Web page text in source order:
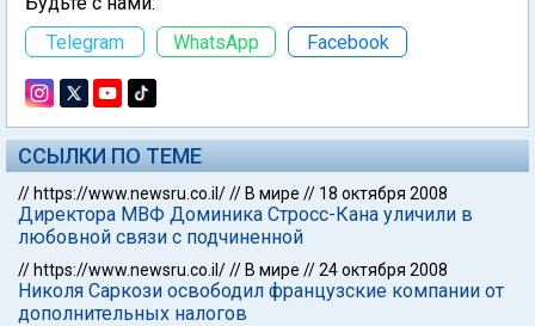
Telegram
WhatsApp Facebook
ССЫЛКИ ПО ТЕМЕ
// https://www.newsru.co.il/// В мире // 18 октября 2008
Директора МВФ Доминика Стросс-Кана уличили в
любовной связи с подчиненной
// https://www.newsru.co.il/// В мире //24 октября 2008
Николя Саркози освободил французские компании от
дополнительных налогов